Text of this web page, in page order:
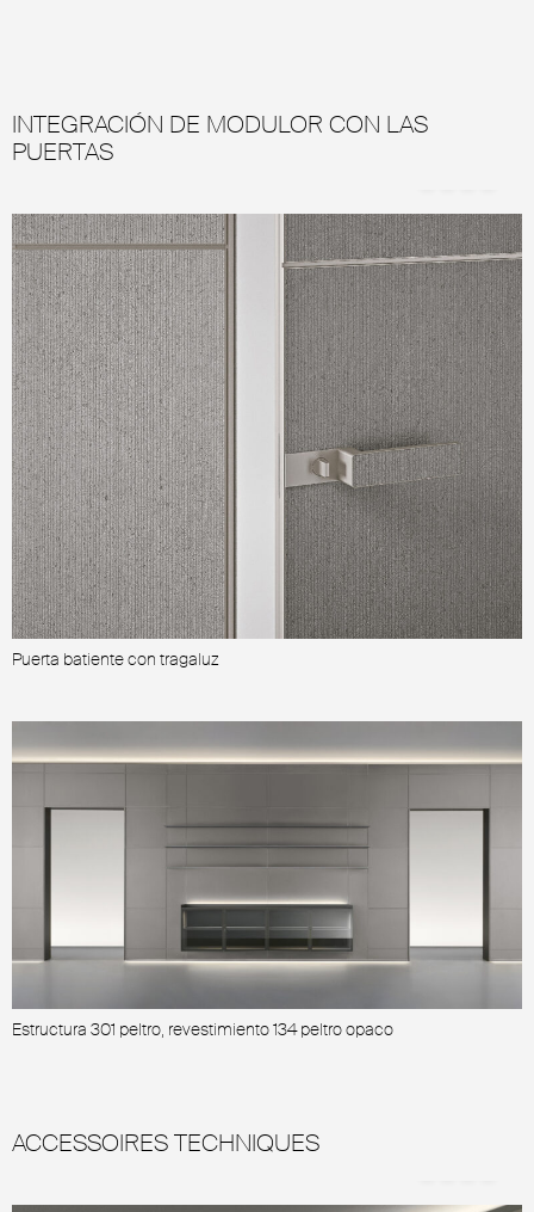
Puerta batiente con tragaluz
INTEGRACIÓN DE MODULOR CON LAS
PUERTAS
Estructura 301 peltro, revestimiento 134 peltro opaco
ACCESSOIRES TECHNIQUES